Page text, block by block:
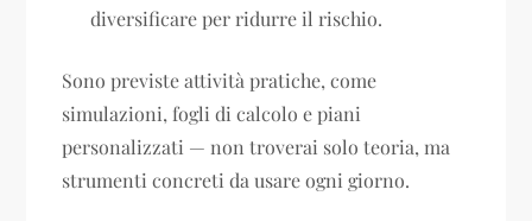
diversificare per ridurre il rischio.
Sono previste attività pratiche, come
simulazioni, fogli di calcolo e piani
personalizzati — non troverai solo teoria, ma
strumenti concreti da usare ogni giorno.